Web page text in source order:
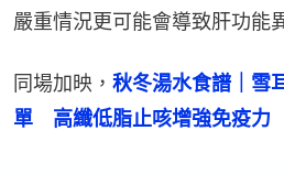
嚴重情況更可能會導致肝功能
同場加映， 秋冬湯水食譜｜雪
單　高纖低脂止咳增強免疫力